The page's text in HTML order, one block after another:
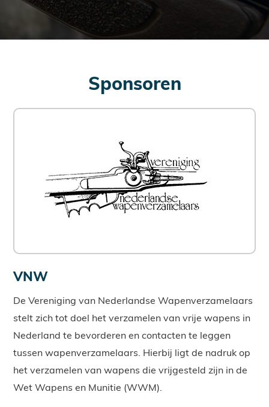
Sponsoren
VNW
De Vereniging van Nederlandse Wapenverzamelaars
stelt zich tot doel het verzamelen van vrije wapens in
Nederland te bevorderen en contacten te leggen
tussen wapenverzamelaars. Hierbij ligt de nadruk op
het verzamelen van wapens die vrijgesteld zijn in de
Wet Wapens en Munitie (WWM).